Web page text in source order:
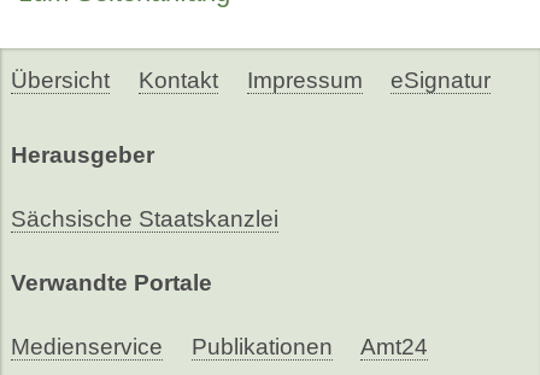
Übersicht Kontakt Impressum eSignatur
Herausgeber
Sächsische Staatskanzlei
Verwandte Portale
Medienservice Publikationen Amt24